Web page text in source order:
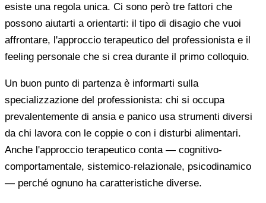
esiste una regola unica. Ci sono però tre fattori che
possono aiutarti a orientarti: il tipo di disagio che vuoi
affrontare, l'approccio terapeutico del professionista e il
feeling personale che si crea durante il primo colloquio.
Un buon punto di partenza è informarti sulla
specializzazione del professionista: chi si occupa
prevalentemente di ansia e panico usa strumenti diversi
da chi lavora con le coppie o con i disturbi alimentari.
Anche l'approccio terapeutico conta — cognitivo-
comportamentale, sistemico-relazionale, psicodinamico
— perché ognuno ha caratteristiche diverse.